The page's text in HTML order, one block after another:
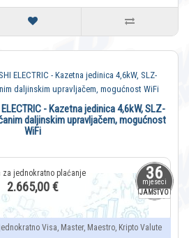
36
mjeseci
JAMSTVO
- Kazetna jedinica 4,6kW, SLZ-
daljinskim upravljačem, mogućnost
WiFi
2.665,00 €
Visa, Master, Maestro, Kripto Valute